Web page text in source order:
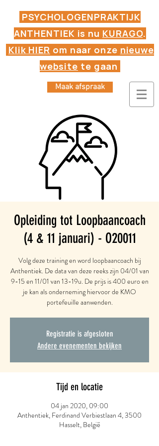
Maak afspraak
PSYCHOLOGENPRAKTIJK
ANTHENTIEK is nu KURAGO.
Klik HIER om naar onze nieuwe
website te gaan
Opleiding tot Loopbaancoach
(4 & 11 januari) - O20011
Volg deze training en word loopbaancoach bij
Anthentiek. De data van deze reeks zijn 04/01 van
9-15 en 11/01 van 13-19u. De prijs is 400 euro en
je kan als onderneming hiervoor de KMO
portefeuille aanwenden.
Registratie is afgesloten
Andere evenementen bekijken
Tijd en locatie
04 jan 2020, 09:00
Anthentiek, Ferdinand Verbiestlaan 4, 3500
Hasselt, België